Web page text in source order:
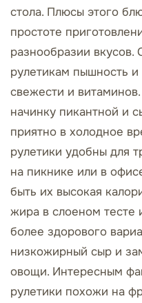
стола. Плюсы этого
простоте
разнообразии вкусов.
рулетикам пышность
свежести и
начинку пикантной и
приятно в холодное
рулетики удобны для
на пикнике или в
быть их высокая
жира в слоеном тесте
более здорового
низкожирный сыр и
овощи. Интересным
рулетики похожи на